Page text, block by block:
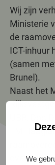
We
Wij zijn
Ministerie
de
ICT-inhuur
(samen
Brunel).
Naast het
FM